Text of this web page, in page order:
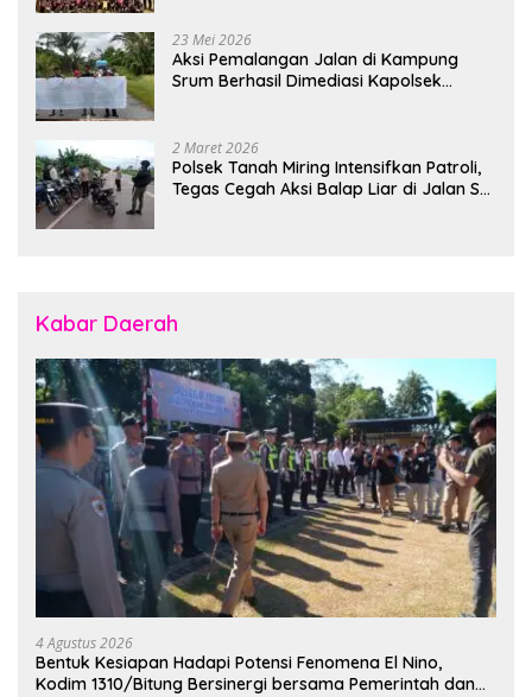
23 Mei 2026
Aksi Pemalangan Jalan di Kampung
Srum Berhasil Dimediasi Kapolsek
2 Maret 2026
Polsek Tanah Miring Intensifkan Patroli,
Tegas Cegah Aksi Balap Liar di Jalan SP
Kabar Daerah
4 Agustus 2026
Bentuk Kesiapan Hadapi Potensi Fenomena El Nino,
Kodim 1310/Bitung Bersinergi bersama Pemerintah dan